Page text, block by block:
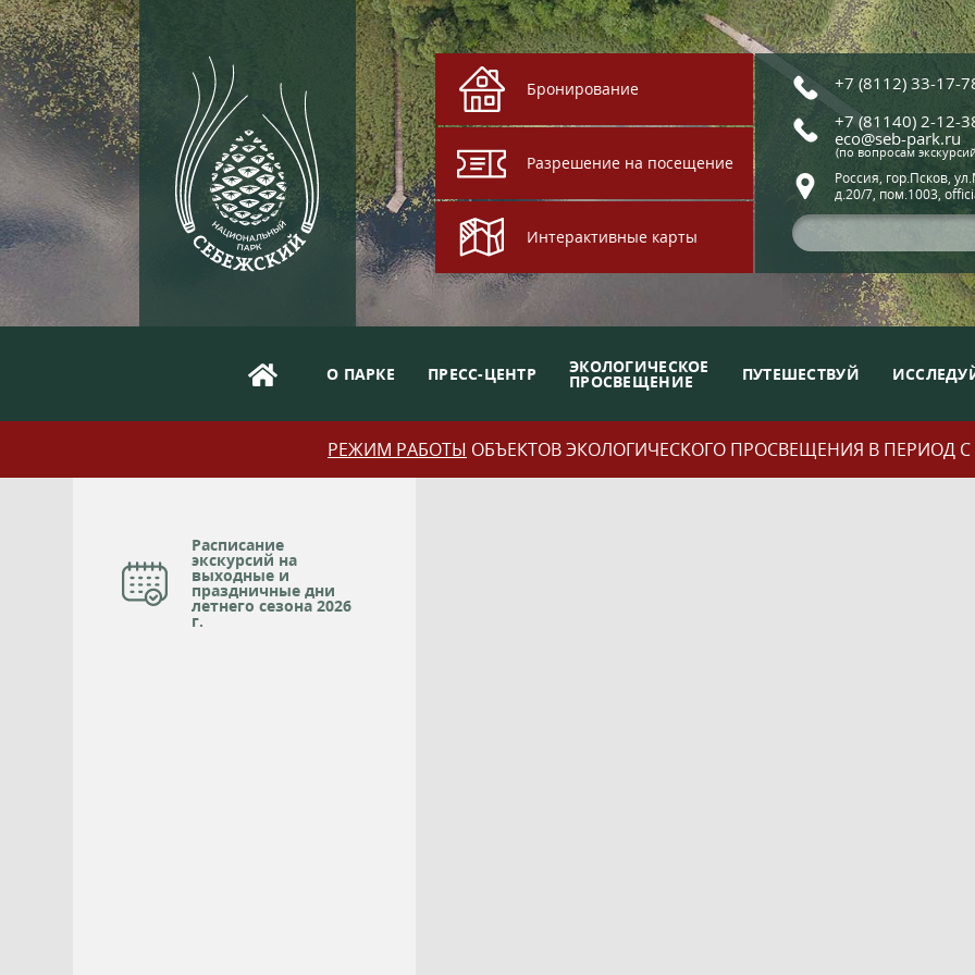
Бронирование
Разрешение на посещение
Интерактивные карты
+7 (8112) 33-17-
+7 (81140) 2-12-
eco@seb-park.ru
(по вопросам
Россия, гор.Псков,
д.20/7, пом.1003,
О ПАРКЕ ПРЕСС-ЦЕНТР ЭКОЛОГИЧЕСКОЕ
ПРОСВЕЩЕНИЕ ПУТЕШЕСТВУЙ
РЕЖИМ РАБОТЫ ОБЪЕКТОВ ЭКОЛОГИЧЕСКОГО ПРОСВЕЩЕНИЯ В ПЕРИОД С
Расписание
экскурсий на
выходные и
праздничные дни
летнего сезона 2026
г.